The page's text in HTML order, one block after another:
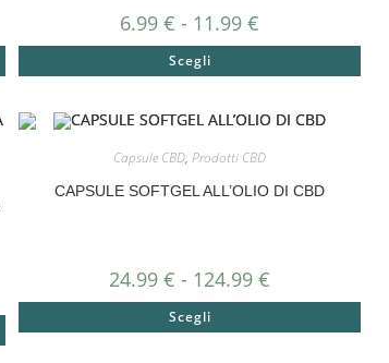
6.99 € - 11.99 €
Scegli
Capsule CBD, Prodotti CBD
CAPSULE SOFTGEL ALL’OLIO DI CBD
24.99 € - 124.99 €
Scegli